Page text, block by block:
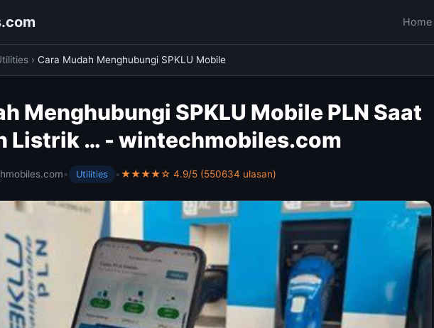
Home
› Cara Mudah Menghubungi SPKLU Mobile
Menghubungi SPKLU Mobile PLN Saat
Listrik … - wintechmobiles.com
• Utilities •★★★★☆ 4.9/5 (550634 ulasan)